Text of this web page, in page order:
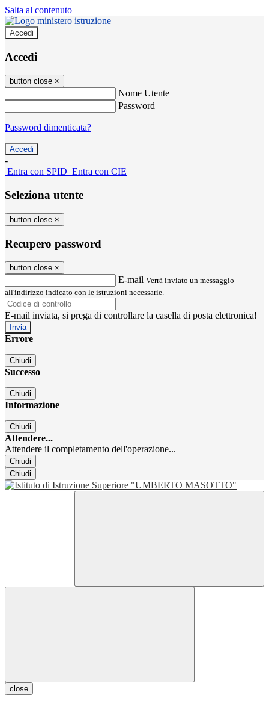
Salta al contenuto
Accedi
Accedi
button close ×
Nome Utente
Password
Password dimenticata?
-
Entra con SPID Entra con CIE
Seleziona utente
button close ×
Recupero password
button close ×
E-mail Verrà inviato un messaggio
all'indirizzo indicato con le istruzioni necessarie.
E-mail inviata, si prega di controllare la casella di posta elettronica!
Errore
Chiudi
Successo
Chiudi
Informazione
Chiudi
Attendere...
Attendere il completamento dell'operazione...
Chiudi
Chiudi
close